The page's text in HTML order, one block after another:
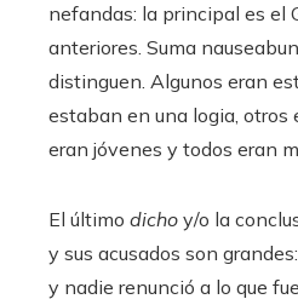
nefandas: la principal es el
anteriores. Suma
distinguen. Algunos eran
estaban en una logia, otros
eran jóvenes y todos eran
El último dicho y/o la
y sus acusados ​​son
y nadie renunció a lo que